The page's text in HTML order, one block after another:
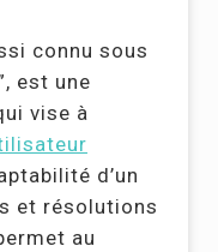
connu sous
est une
vise à
d’un
et résolutions
au